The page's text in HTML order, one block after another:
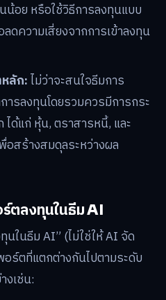
น้อย หรือใช้วิธีการลงทุนแบบ
ดความเสี่ยงจากการเข้าลงทุน
ลัก:ไม่ว่าจะสนใจธีมการ
รลงทุนโดยรวมควรมีการกระ
ด้แก่ หุ้น, ตราสารหนี้, และ
อสร้างสมดุลระหว่างผล
ตลงทุนในธีม AI
ในธีม AI” (ไม่ใช่ให้ AI จัด
ร์ตที่แตกต่างกันไปตามระดับ
งเช่น: